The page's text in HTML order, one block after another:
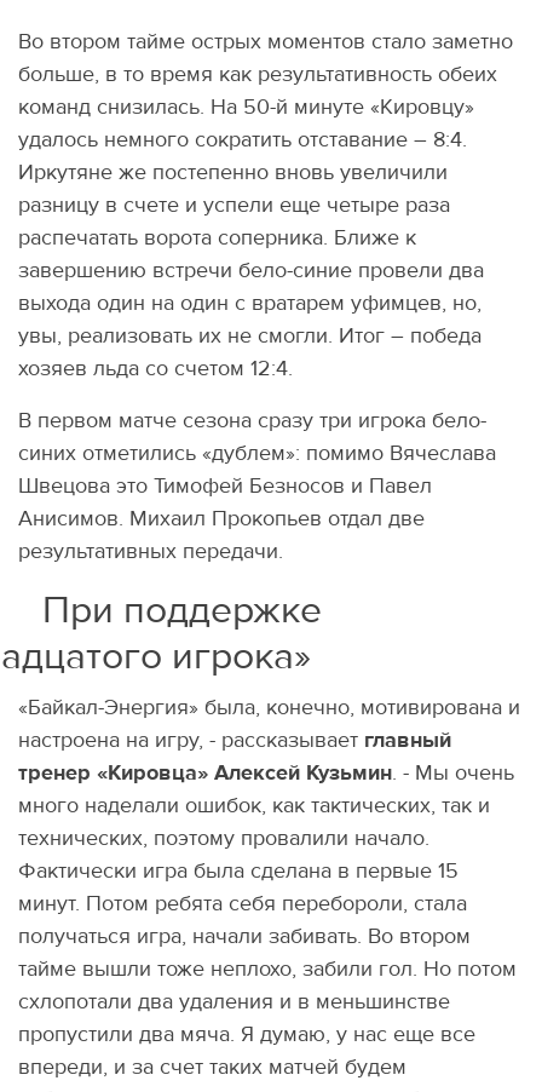
Во втором тайме острых моментов стало заметно
больше, в то время как результативность обеих
команд снизилась. На 50-й минуте «Кировцу»
удалось немного сократить отставание – 8:4.
Иркутяне же постепенно вновь увеличили
разницу в счете и успели еще четыре раза
распечатать ворота соперника. Ближе к
завершению встречи бело-синие провели два
выхода один на один с вратарем уфимцев, но,
увы, реализовать их не смогли. Итог – победа
хозяев льда со счетом 12:4.
В первом матче сезона сразу три игрока бело-
синих отметились «дублем»: помимо Вячеслава
Швецова это Тимофей Безносов и Павел
Анисимов. Михаил Прокопьев отдал две
результативных передачи.
поддержке
игрока»
«Байкал-Энергия» была, конечно, мотивирована и
настроена на игру, - рассказывает главный
тренер «Кировца» Алексей Кузьмин. - Мы очень
много наделали ошибок, как тактических, так и
технических, поэтому провалили начало.
Фактически игра была сделана в первые 15
минут. Потом ребята себя перебороли, стала
получаться игра, начали забивать. Во втором
тайме вышли тоже неплохо, забили гол. Но потом
схлопотали два удаления и в меньшинстве
пропустили два мяча. Я думаю, у нас еще все
впереди, и за счет таких матчей будем